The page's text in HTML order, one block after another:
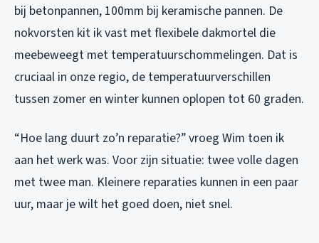
bij betonpannen, 100mm bij keramische pannen. De
nokvorsten kit ik vast met flexibele dakmortel die
meebeweegt met temperatuurschommelingen. Dat is
cruciaal in onze regio, de temperatuurverschillen
tussen zomer en winter kunnen oplopen tot 60 graden.
“Hoe lang duurt zo’n reparatie?” vroeg Wim toen ik
aan het werk was. Voor zijn situatie: twee volle dagen
met twee man. Kleinere reparaties kunnen in een paar
uur, maar je wilt het goed doen, niet snel.